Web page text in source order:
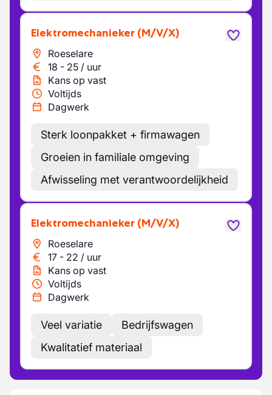
Elektromechanieker (M/V/X)
Roeselare
18 - 25 / uur
Kans op vast
Voltijds
Dagwerk
Sterk loonpakket + firmawagen
Groeien in familiale omgeving
Afwisseling met verantwoordelijkheid
Elektromechanieker (M/V/X)
Roeselare
17 - 22 / uur
Kans op vast
Voltijds
Dagwerk
Veel variatie
Bedrijfswagen
Kwalitatief materiaal